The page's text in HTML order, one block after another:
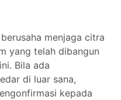
menjaga citra
yang telah dibangun
Bila ada
di luar sana,
kepada